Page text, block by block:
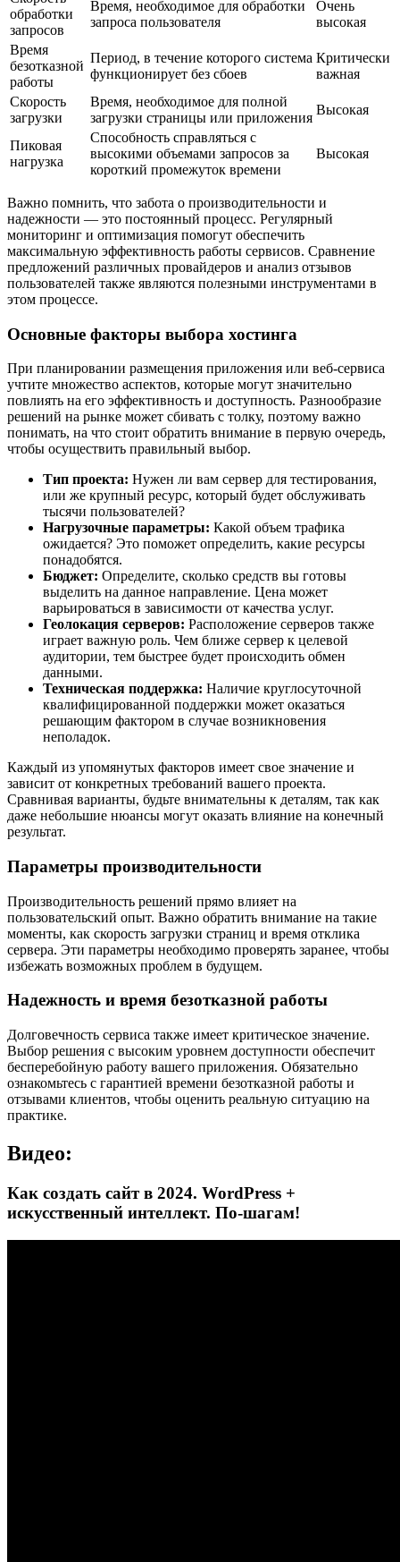
обработки
запросов
Время, необходимое для обработки
запроса пользователя
Очень
высокая
Время
безотказной
работы
Период, в течение которого система
функционирует без сбоев
Критически
важная
Скорость
загрузки
Время, необходимое для полной
загрузки страницы или приложения
Высокая
Пиковая
нагрузка
Способность справляться с
высокими объемами запросов за
короткий промежуток времени
Высокая
Важно помнить, что забота о производительности и
надежности — это постоянный процесс. Регулярный
мониторинг и оптимизация помогут обеспечить
максимальную эффективность работы сервисов. Сравнение
предложений различных провайдеров и анализ отзывов
пользователей также являются полезными инструментами в
этом процессе.
Основные факторы выбора хостинга
При планировании размещения приложения или веб-сервиса
учтите множество аспектов, которые могут значительно
повлиять на его эффективность и доступность. Разнообразие
решений на рынке может сбивать с толку, поэтому важно
понимать, на что стоит обратить внимание в первую очередь,
чтобы осуществить правильный выбор.
Тип проекта: Нужен ли вам сервер для тестирования,
или же крупный ресурс, который будет обслуживать
тысячи пользователей?
Нагрузочные параметры: Какой объем трафика
ожидается? Это поможет определить, какие ресурсы
понадобятся.
Бюджет: Определите, сколько средств вы готовы
выделить на данное направление. Цена может
варьироваться в зависимости от качества услуг.
Геолокация серверов: Расположение серверов также
играет важную роль. Чем ближе сервер к целевой
аудитории, тем быстрее будет происходить обмен
данными.
Техническая поддержка: Наличие круглосуточной
квалифицированной поддержки может оказаться
решающим фактором в случае возникновения
неполадок.
Каждый из упомянутых факторов имеет свое значение и
зависит от конкретных требований вашего проекта.
Сравнивая варианты, будьте внимательны к деталям, так как
даже небольшие нюансы могут оказать влияние на конечный
результат.
Параметры производительности
Производительность решений прямо влияет на
пользовательский опыт. Важно обратить внимание на такие
моменты, как скорость загрузки страниц и время отклика
сервера. Эти параметры необходимо проверять заранее, чтобы
избежать возможных проблем в будущем.
Надежность и время безотказной работы
Долговечность сервиса также имеет критическое значение.
Выбор решения с высоким уровнем доступности обеспечит
бесперебойную работу вашего приложения. Обязательно
ознакомьтесь с гарантией времени безотказной работы и
отзывами клиентов, чтобы оценить реальную ситуацию на
практике.
Видео:
Как создать сайт в 2024. WordPress +
искусственный интеллект. По-шагам!